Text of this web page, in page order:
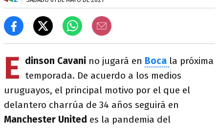
E dinson Cavani no jugará en Boca la próxima
temporada. De acuerdo a los medios
uruguayos, el principal motivo por el que el
delantero charrúa de 34 años seguirá en
Manchester United es la pandemia del